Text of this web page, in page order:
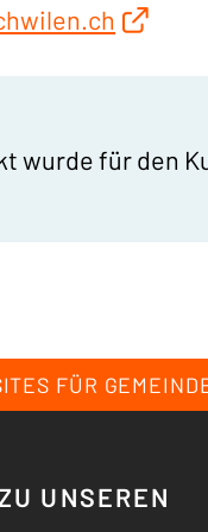
wurde für den
FÜR
UNSEREN